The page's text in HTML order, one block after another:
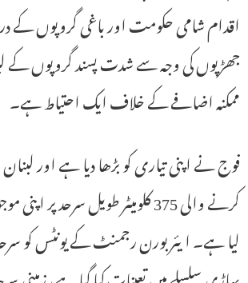
اقدام شامی حکومت اور باغی گروپوں کے
جھڑپوں کی وجہ سے شدت پسند گروپوں کے
ممکنہ اضافے کے خلاف ایک احتیاط ہے۔
فوج نے اپنی تیاری کو بڑھا دیا ہے اور
کرنے والی 375 کلومیٹر طویل سرحد پر
لیا ہے۔ ایئر بورن رجمنٹ کے یونٹس کو